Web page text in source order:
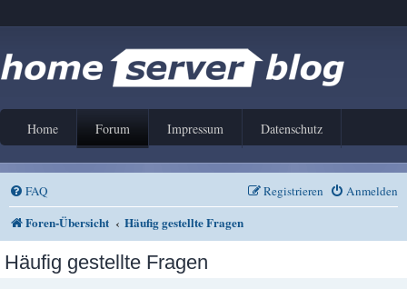
Home Forum Impressum Datenschutz
FAQ Anmelden
Registrieren
Foren-Übersicht Häufig gestellte Fragen
Häufig gestellte Fragen